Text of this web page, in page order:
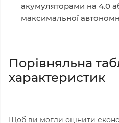
акумуляторами на 4.0
максимальної
Порівняльна
характеристик
Щоб ви могли оцінити